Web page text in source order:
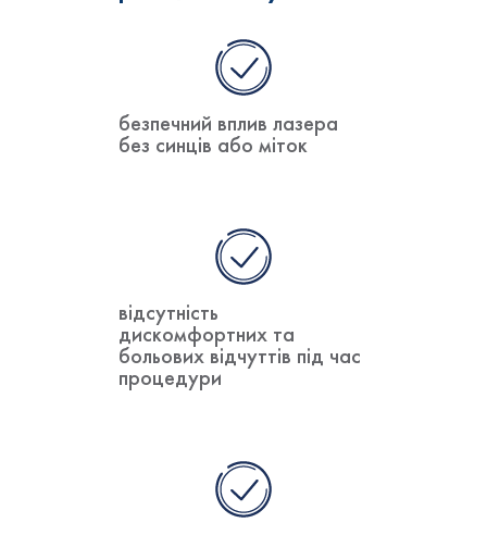
безпечний вплив лазера
без синців або міток
відсутність
дискомфортних та
больових відчуттів під час
процедури